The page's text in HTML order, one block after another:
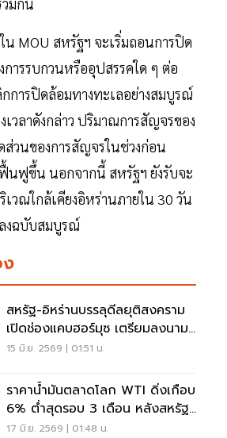
MOU สหรัฐฯ จะเริ่มถอนการปิด
การรบกวนหรืออุปสรรคใด ๆ ต่อ
การปิดล้อมทางทะเลอย่างสมบูรณ์
เวลาดังกล่าว ปริมาณการสัญจรของ
ส่วนของการสัญจรในช่วงก่อน
นฟูขึ้น นอกจากนี้ สหรัฐฯ ยังรับจะ
วณใกล้เคียงอิหร่านภายใน 30 วัน
งฉบับสมบูรณ์
สหรัฐ-อิหร่านบรรลุดีลยุติสงคราม
เปิดช่องแคบฮอร์มุซ เตรียมลงนาม
ศุกร์นี้
15 มิ.ย. 2569 | 01:51 น.
ราคาน้ำมันตลาดโลก WTI ดิ่งเกือบ
6% ต่ำสุดรอบ 3 เดือน หลังสหรัฐ-
อิหร่านยุติสงคราม
17 มิ.ย. 2569 | 01:48 น.